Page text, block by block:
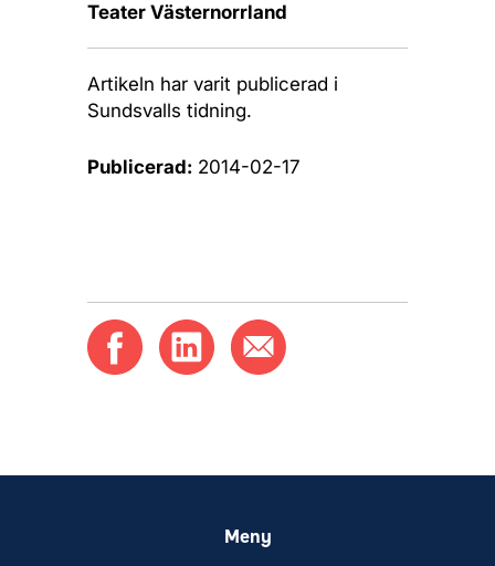
Teater Västernorrland
Artikeln har varit publicerad i
Sundsvalls tidning.
Publicerad: 2014-02-17
Meny